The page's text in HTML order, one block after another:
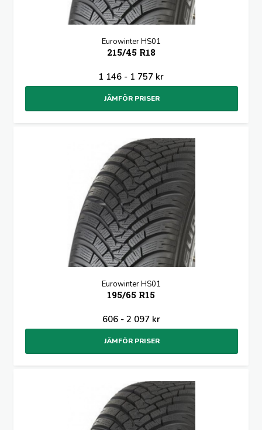
Eurowinter HS01
215/45 R18
1 146 - 1 757 kr
JÄMFÖR PRISER
Eurowinter HS01
195/65 R15
606 - 2 097 kr
JÄMFÖR PRISER